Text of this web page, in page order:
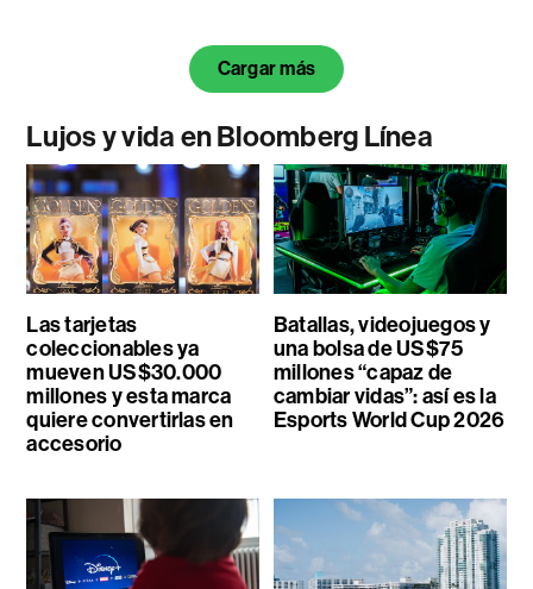
Cargar más
Lujos y vida en Bloomberg Línea
Las tarjetas
coleccionables ya
mueven US$30.000
millones y esta marca
quiere convertirlas en
accesorio
Batallas, videojuegos y
una bolsa de US$75
millones “capaz de
cambiar vidas”: así es la
Esports World Cup 2026